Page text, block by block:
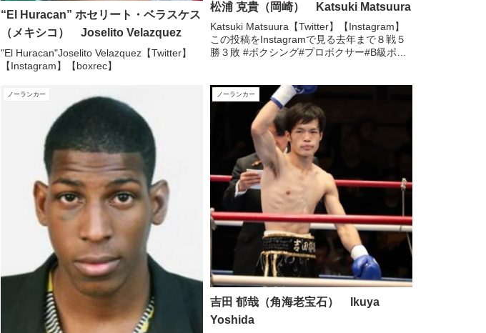
“El Huracan” ホセリート・ベラスケス
（メキシコ） Joselito Velazquez
"El Huracan"Joselito Velazquez【Twitter】
【Instagram】【boxrec】
松浦 克貴（岡崎） Katsuki Matsuura
Katsuki Matsuura【Twitter】【Instagram】
この投稿をInstagramで見る去年まで８戦５
勝３敗 #ボクシング#プロボクサー#B級ボク
ノーランカー ノーランカー
吉田 郁哉（角海老宝石） Ikuya
Yoshida